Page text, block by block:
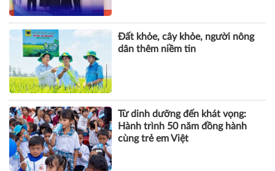
Đất khỏe, cây khỏe, người nông
dân thêm niềm tin
Từ dinh dưỡng đến khát vọng:
Hành trình 50 năm đồng hành
cùng trẻ em Việt